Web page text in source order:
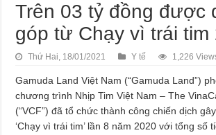
Trên 03 tỷ đồng được
góp từ Chạy vì trái tim
Thứ Hai, 18/01/2021 Y tế 1,226
Gamuda Land Việt Nam (“Gamuda Land”)
chương trình Nhịp Tim Việt Nam – The
(“VCF”) đã tổ chức thành công chiến dịch
‘Chạy vì trái tim’ lần 8 năm 2020 với tổng số